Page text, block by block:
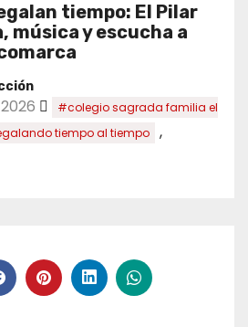
tiempo: El Pilar
música y escucha a
#colegio sagrada familia el
tiempo al tiempo ,